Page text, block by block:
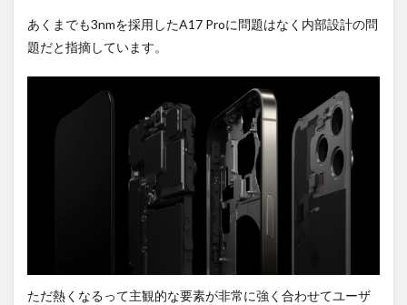
あくまでも3nmを採用したA17 Proに問題はなく内部設計の問
題だと指摘しています。
ただ熱くなるって主観的な要素が非常に強く合わせてユーザ